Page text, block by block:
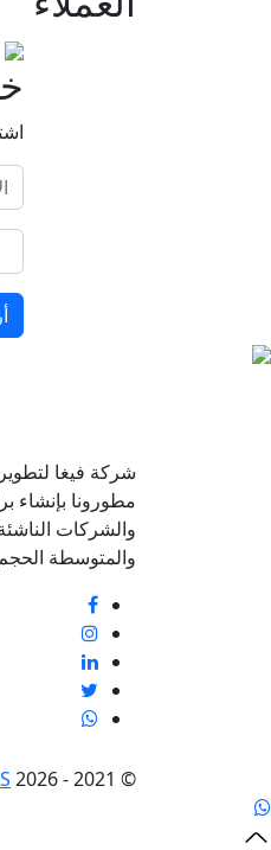
شركة فيغا
مطورونا بإنشاء
والشركات
والمتوسطة
© 2021 - 2026 Copyright